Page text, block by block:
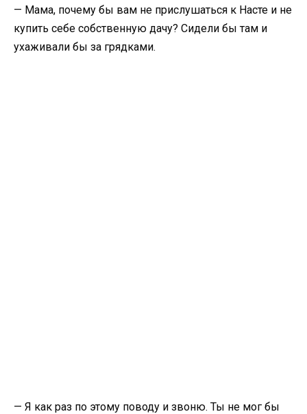
— Мама, почему бы вам не прислушаться к Насте и не
купить себе собственную дачу? Сидели бы там и
ухаживали бы за грядками.
— Я как раз по этому поводу и звоню. Ты не мог бы